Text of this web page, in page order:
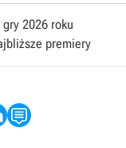
2026 roku
premiery